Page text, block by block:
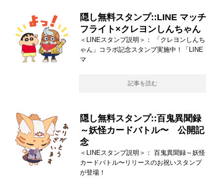
隠し無料スタンプ::LINE マッチ
フライト×クレヨンしんちゃん
＜LINEスタンプ説明＞： 「クレヨンしんち
ゃん」コラボ記念スタンプ実施中！「LINE
マ
記事を読む
隠し無料スタンプ::百鬼異聞録
～妖怪カードバトル〜 公開記
念
＜LINEスタンプ説明＞： 百鬼異聞録～妖怪
カードバトル〜リリースのお祝いスタンプ
が登場！